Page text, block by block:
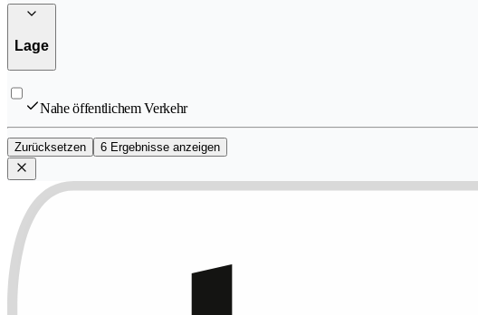
Lage
Nahe öffentlichem Verkehr
Zurücksetzen 6 Ergebnisse anzeigen